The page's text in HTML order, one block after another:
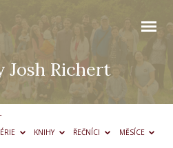
Josh Richert
KNIHY ŘEČNÍCI MĚSÍCE